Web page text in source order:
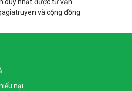
duy nhất được tư vấn
và cộng đồng
nại